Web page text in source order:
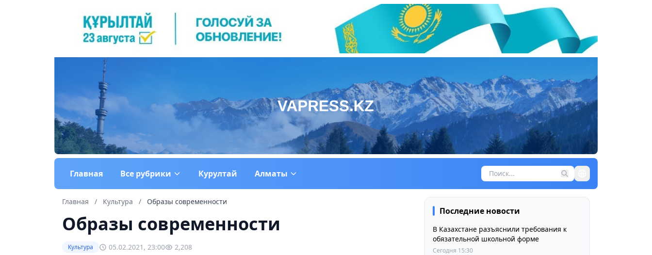
Главная Все рубрики Курултай Алматы
Главная / Культура / Образы современности
Образы современности
Культура 05.02.2021, 23:00 2,208
Последние новости
В Казахстане разъяснили требования к
обязательной школьной форме
Сегодня 15:30